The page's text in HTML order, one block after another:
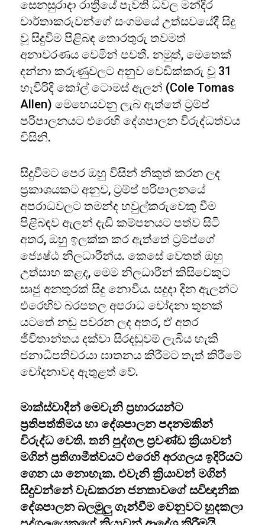
සෙනසුරාදා රාත්‍රියේ පැවති ධවල මන්දිර
වාර්තාකරුවන්ගේ සංගමයේ උත්සවයේදී සිදු
වූ සිදුවීම පිළිබඳ තොරතුරු තවමත්
අනාවරණය වෙමින් පවතී. නමුත්, මෙතෙක්
දන්නා කරුණුවලට අනුව වෙඩික්කරු වූ 31
හැවිරිදි කෝල් ටොමස් ඇලන් (Cole Tomas
Allen) මෙහෙයවනු ලැබ ඇත්තේ ට්‍රම්ප්
පරිපාලනයට එරෙහි දේශපාලන විරුද්ධත්වය
විසිනි.
සිදුවීමට පෙර ඔහු විසින් නිකුත් කරන ලද
ප්‍රකාශයකට අනුව, ට්‍රම්ප් පරිපාලනයේ
අපරාධවලට තමන්ද හවුල්කරුවෙකු වීම
පිළිබඳව ඇලන් දැඩි කම්පනයට පත්ව සිටි
අතර, ඔහු ඉලක්ක කර ඇත්තේ ට්‍රම්ප්ගේ
ජ්‍යෙෂ්ඨ නිලධාරීන්ය. කෙසේ වෙතත් ඔහු
උත්සාහ කළද, මෙම නිලධාරීන් කිසිවෙකුට
සෘජු අනතුරක් සිදු නොවීය. සදුදා දින ඇලන්ට
එරෙහිව බරපතල අපරාධ චෝදනා තුනක්
යටතේ නඩු පවරන ලද අතර, ඒ අතර
ජීවිතාන්තය දක්වා සිරදඬුවම් ලැබිය හැකි
ජනාධිපතිවරයා ඝාතනය කිරීමට තැත් කිරීමේ
චෝදනාවද ඇතුළත් වේ.
මාක්ස්වාදීන් මෙවැනි ප්‍රහාරයන්ට
ප්‍රතිපත්තිමය හා දේශපාලන පදනමකින්
විරුද්ධ වෙති. තනි පුද්ගල ප්‍රචණ්ඩ ක්‍රියාවන්
මගින් ප්‍රතිගාමීත්වයට එරෙහි අරගලය ඉදිරියට
ගෙන යා නොහැක. එවැනි ක්‍රියාවන් මගින්
සිදුවන්නේ වැඩකරන ජනතාවගේ සවිඥානික
දේශපාලන බලමුලු ගැන්වීම වෙනුවට හුදකලා